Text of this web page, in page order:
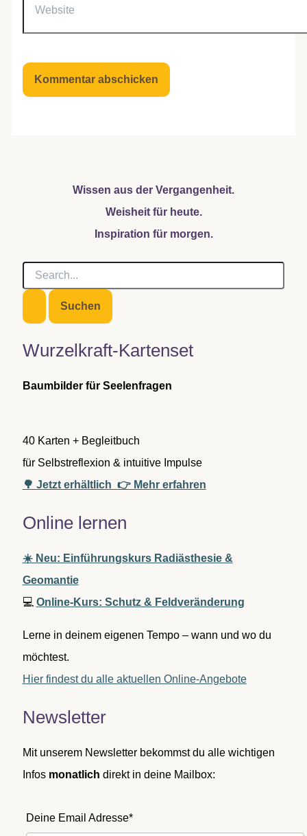
Wissen aus der Vergangenheit.
Weisheit für heute.
Inspiration für morgen.
S
c
e
n
h
Wurzelkraft-Kartenset
Baumbilder für Seelenfragen
40 Karten + Begleitbuch
für Selbstreflexion & intuitive Impulse
🌳 Jetzt erhältlich 👉 Mehr erfahren
Online lernen
☀️ Neu: Einführungskurs Radiästhesie &
Geomantie
💻 Online-Kurs: Schutz & Feldveränderung
Lerne in deinem eigenen Tempo – wann und wo du
möchtest.
Hier findest du alle aktuellen Online-Angebote
Newsletter
Mit unserem Newsletter bekommst du alle wichtigen
Infos monatlich direkt in deine Mailbox:
Deine Email Adresse*